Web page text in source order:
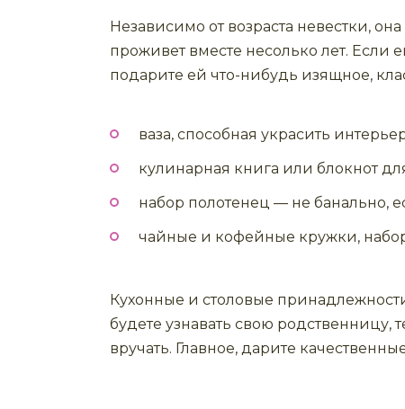
Независимо от возраста невестки,
проживет вместе несолько лет. Если
подарите ей что-нибудь изящное,
ваза, способная украсить
кулинарная книга или блокнот
набор полотенец — не банально,
чайные и кофейные кружки,
Кухонные и столовые
будете узнавать свою родственницу,
вручать. Главное, дарите